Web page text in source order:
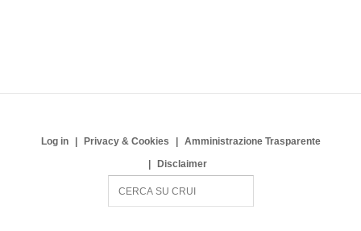
Log in Privacy & Cookies
Amministrazione Trasparente
Disclaimer